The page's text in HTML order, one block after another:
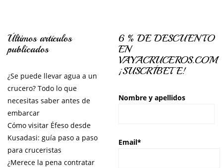
Últimos artículos
publicados
¿Se puede llevar agua a un
crucero? Todo lo que
necesitas saber antes de
embarcar
Cómo visitar Éfeso desde
Kusadasi: guía paso a paso
para cruceristas
¿Merece la pena contratar
6 % DE DESCUENTO
EN
VAYACRUCEROS.COM
¡SUSCRÍBETE!
Nombre y apellidos
Email*